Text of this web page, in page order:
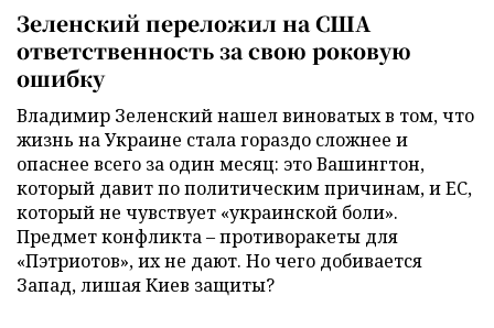
Зеленский переложил на США
ответственность за свою роковую
ошибку
Владимир Зеленский нашел виноватых в том, что
жизнь на Украине стала гораздо сложнее и
опаснее всего за один месяц: это Вашингтон,
который давит по политическим причинам, и ЕС,
который не чувствует «украинской боли».
Предмет конфликта – противоракеты для
«Пэтриотов», их не дают. Но чего добивается
Запад, лишая Киев защиты?